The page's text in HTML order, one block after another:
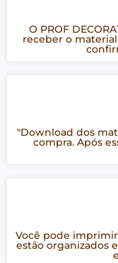
O PROF
receber o
"Download dos
compra. Após
Você pode
estão organizados